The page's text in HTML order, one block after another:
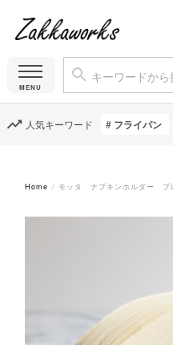
人気キーワード フライパン
Home モッタ ナプキンホルダー プ